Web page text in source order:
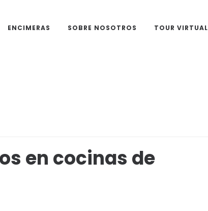
ENCIMERAS SOBRE NOSOTROS TOUR VIRTUAL
en cocinas de